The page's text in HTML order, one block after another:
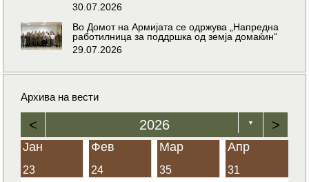
30.07.2026
Во Домот на Армијата се одржува „Напредна
работилница за поддршка од земја домаќин“
29.07.2026
Архива на вести
< 2026 ▼ >
Јан
23
Фев
24
Мар
35
Апр
31